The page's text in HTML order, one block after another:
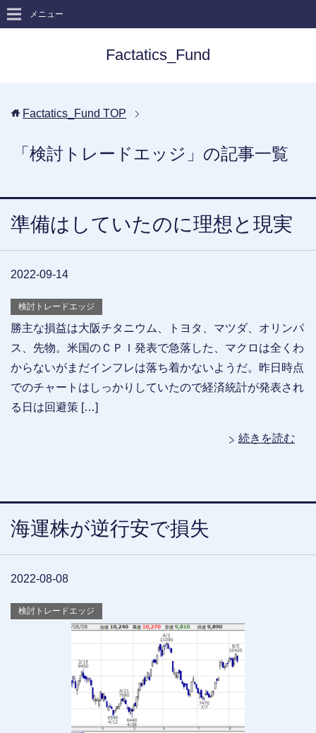
Factatics_Fund
メニュー
Factatics_Fund TOP
「検討トレードエッジ」の記事一覧
準備はしていたのに理想と現実
2022-09-14
検討トレードエッジ
勝主な損益は大阪チタニウム、トヨタ、マツダ、オリンパ
ス、先物。米国のＣＰＩ発表で急落した、マクロは全くわ
からないがまだインフレは落ち着かないようだ。昨日時点
でのチャートはしっかりしていたので経済統計が発表され
る日は回避策 […]
続きを読む
海運株が逆行安で損失
2022-08-08
検討トレードエッジ